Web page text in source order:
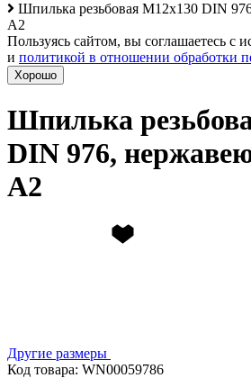
Шпилька резьбовая М12х130 DIN
А2
Пользуясь сайтом, вы соглашаетесь с
и политикой в отношении обработки
Хорошо
Шпилька
DIN 976,
А2
Другие размеры
Код товара: WN00059786